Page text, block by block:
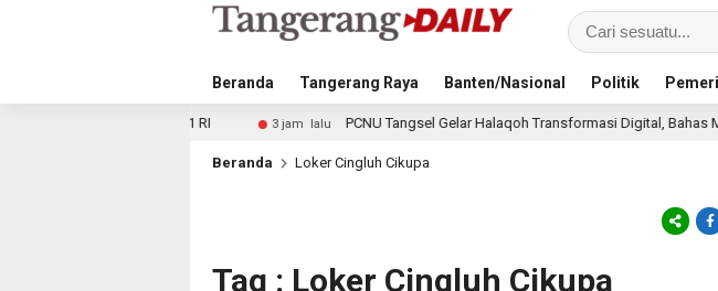
Beranda Tangerang Raya Banten/Nasional Politik
3 jam lalu PCNU Tangsel Gelar Halaqoh Transformasi Digital, Bahas Masa Depan NU di
Beranda Loker Cingluh Cikupa
Tag : Loker Cingluh Cikupa